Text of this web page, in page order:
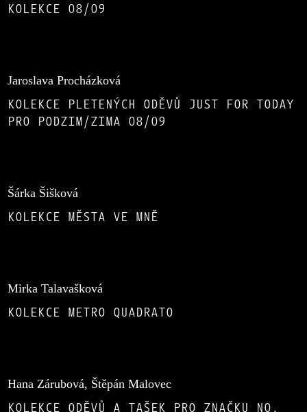
KOLEKCE 08/09
Jaroslava Procházková
KOLEKCE PLETENÝCH ODĚVŮ JUST FOR TODAY
PRO PODZIM/ZIMA 08/09
Šárka Šišková
KOLEKCE MĚSTA VE MNĚ
Mirka Talavašková
KOLEKCE METRO QUADRATO
Hana Zárubová, Štěpán Malovec
KOLEKCE ODĚVŮ A TAŠEK PRO ZNAČKU NO.